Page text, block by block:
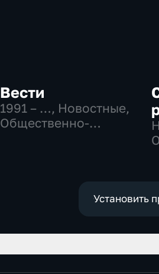
Вести
1991 – …, Новостные,
Общественно-
Установить